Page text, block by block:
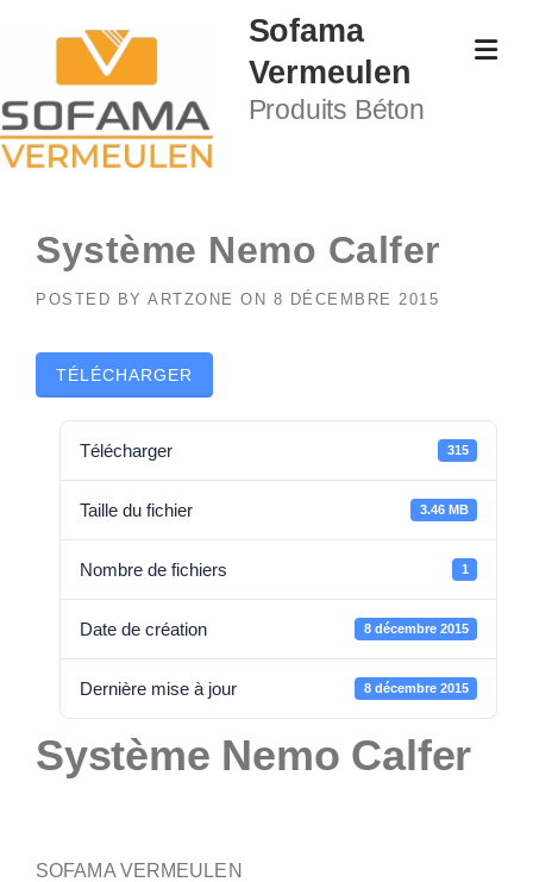
Sofama
Vermeulen
Produits Béton
Système Nemo Calfer
POSTED BY ARTZONE ON 8 DÉCEMBRE 2015
TÉLÉCHARGER
Télécharger 315
Taille du fichier 3.46 MB
Nombre de fichiers 1
Date de création 8 décembre 2015
Dernière mise à jour 8 décembre 2015
Système Nemo Calfer
SOFAMA VERMEULEN